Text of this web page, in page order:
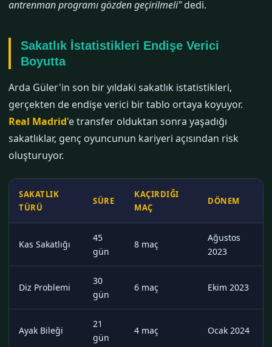
antrenman programı gözden geçirilmeli"dedi.
Sakatlık İstatistikleri Endişe Verici
Boyutta
Arda Güler'in son bir yıldaki sakatlık istatistikleri,
gerçekten de endişe verici bir tablo ortaya koyuyor.
Real Madrid'e transfer olduktan sonra yaşadığı
sakatlıklar, genç oyuncunun kariyeri açısından risk
oluşturuyor.
SAKATLIK
TÜRÜ
SÜRE
KAÇIRDIĞI
MAÇ
DÖNEM
Kas Sakatlığı
45
gün
8 maç
Ağustos
2023
Diz Problemi
30
gün
6 maç Ekim 2023
Ayak Bileği
21
gün
4 maç Ocak 2024